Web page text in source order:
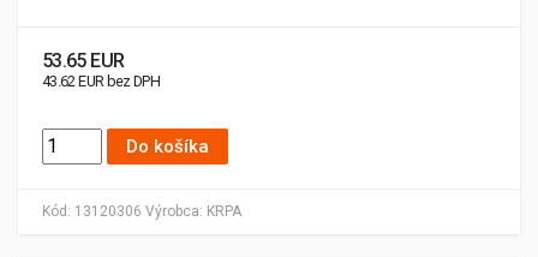
Kód: 13120306 Výrobca: KRPA
53.65 EUR
43.62 EUR bez DPH
Do košíka